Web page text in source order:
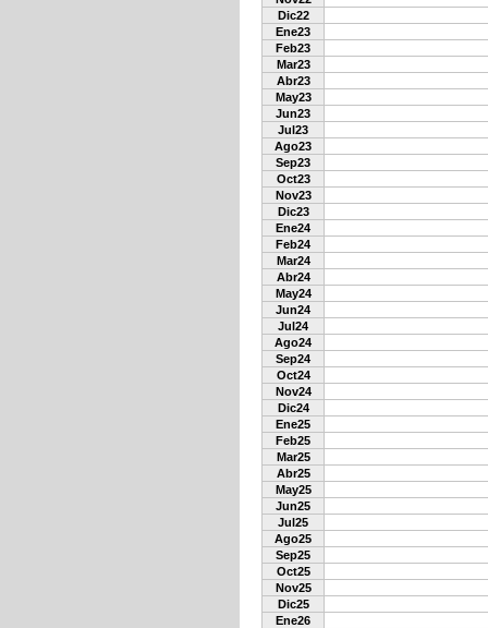
Dic22
Ene23
Feb23
Mar23
Abr23
May23
Jun23
Jul23
Ago23
Sep23
Oct23
Nov23
Dic23
Ene24
Feb24
Mar24
Abr24
May24
Jun24
Jul24
Ago24
Sep24
Oct24
Nov24
Dic24
Ene25
Feb25
Mar25
Abr25
May25
Jun25
Jul25
Ago25
Sep25
Oct25
Nov25
Dic25
Ene26